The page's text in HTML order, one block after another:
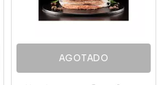
AGOTADO